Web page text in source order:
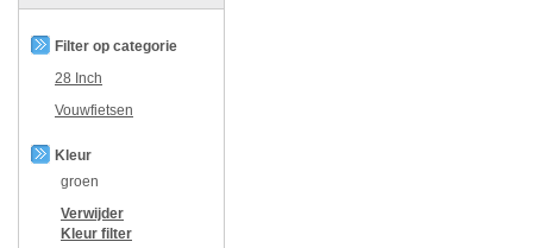
Filter op categorie
28 Inch
Vouwfietsen
Kleur
groen
Verwijder
Kleur filter